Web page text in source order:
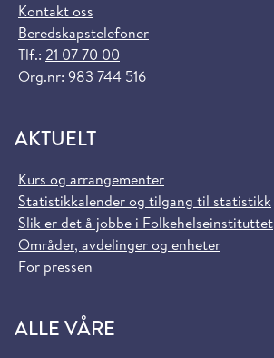
Kontakt oss
Beredskapstelefoner
Tlf.: 21 07 70 00
Org.nr: 983 744 516
AKTUELT
Kurs og arrangementer
Statistikkalender og tilgang til statistikk
Slik er det å jobbe i Folkehelseinstituttet
Områder, avdelinger og enheter
For pressen
ALLE VÅRE